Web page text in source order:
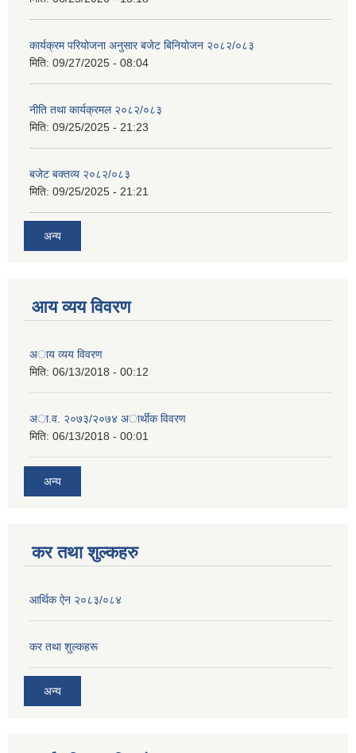
कार्यक्रम परियोजना अनुसार बजेट बिनियोजन २०८२/०८३
मिति: 09/27/2025 - 08:04
नीति तथा कार्यक्रमल २०८२/०८३
मिति: 09/25/2025 - 21:23
बजेट बक्तव्य २०८२/०८३
मिति: 09/25/2025 - 21:21
अन्य
आय व्यय विवरण
अाय व्यय विवरण
मिति: 06/13/2018 - 00:12
अा.व. २०७३/२०७४ अार्थीक विवरण
मिति: 06/13/2018 - 00:01
अन्य
कर तथा शुल्कहरु
आर्थिक ऐन २०८३/०८४
कर तथा शुल्कहरू
अन्य